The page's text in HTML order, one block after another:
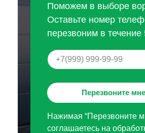
Поможем в выборе
Оставьте номер
перезвоним в течение
Перезвоните мне
Нажимая “Перезвоните
соглашаетесь на